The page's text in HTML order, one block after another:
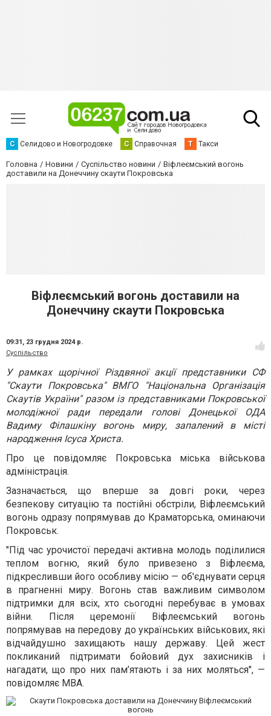
С Селидово и Новогродовке С Справочная Т Такси
Головна Новини Суспільство новини
Віфлеємський вогонь
доставили на Донеччину скаути Покровська
Віфлеємський вогонь доставили на
Донеччину скаути Покровська
09:31, 23 грудня 2024 р.
Суспільство
У рамках щорічної Різдвяної акції представники СФ
"Скаути Покровська" ВМГО "Національна Організація
Скаутів України" разом із представниками Покровської
молодіжної ради передали голові Донецької ОДА
Вадиму Філашкіну вогонь миру, запалений в місті
народження Ісуса Христа.
Про це повідомляє Покровська міська військова
адміністрація.
Зазначається, що вперше за довгі роки, через
безпекову ситуацію та постійні обстріли, Віфлеємський
вогонь одразу попрямував до Краматорська, оминаючи
Покровськ.
"Під час урочистої передачі активна молодь поділилися
теплом вогню, який було привезено з Віфлеєма,
підкресливши його особливу місію — об'єднувати серця
в прагненні миру. Вогонь став важливим символом
підтримки для всіх, хто сьогодні перебуває в умовах
війни. Після церемонії Віфлеємський вогонь
попрямував на передову до українських військових, які
відчайдушно захищають нашу державу. Цей жест
покликаний підтримати бойовий дух захисників і
нагадати, що про них пам’ятають і за них моляться", —
повідомляє МВА.